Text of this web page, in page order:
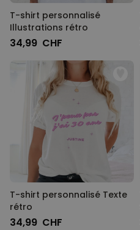
T-shirt personnalisé
Illustrations rétro
34,99 CHF
T-shirt personnalisé Texte
rétro
34,99 CHF